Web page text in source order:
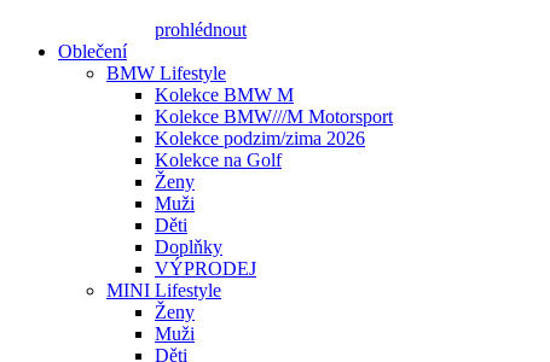
prohlédnout
Oblečení
BMW Lifestyle
Kolekce BMW M
Kolekce BMW///M Motorsport
Kolekce podzim/zima 2026
Kolekce na Golf
Ženy
Muži
Děti
Doplňky
VÝPRODEJ
MINI Lifestyle
Ženy
Muži
Děti